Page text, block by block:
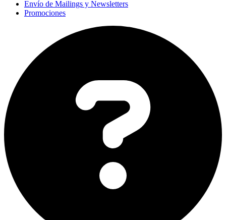
Envío de Mailings y Newsletters
Promociones